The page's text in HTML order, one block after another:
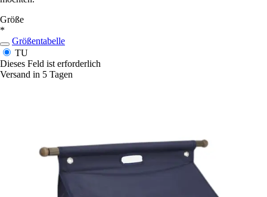
Größe
*
Größentabelle
TU
Dieses Feld ist erforderlich
Versand in 5 Tagen